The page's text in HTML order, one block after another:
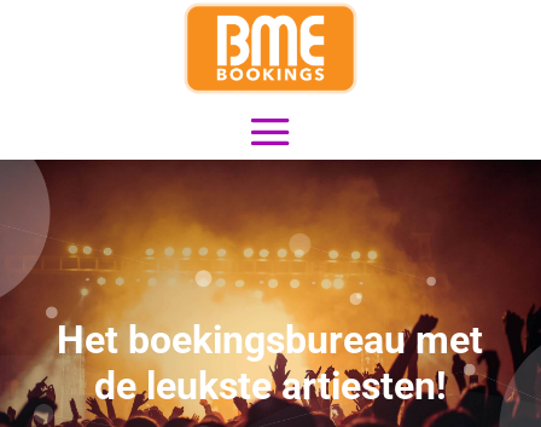
Het boekingsbureau met
de leukste artiesten!